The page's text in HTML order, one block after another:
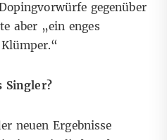
gegenüber
aber „ein enges
Singler?
neuen Ergebnisse